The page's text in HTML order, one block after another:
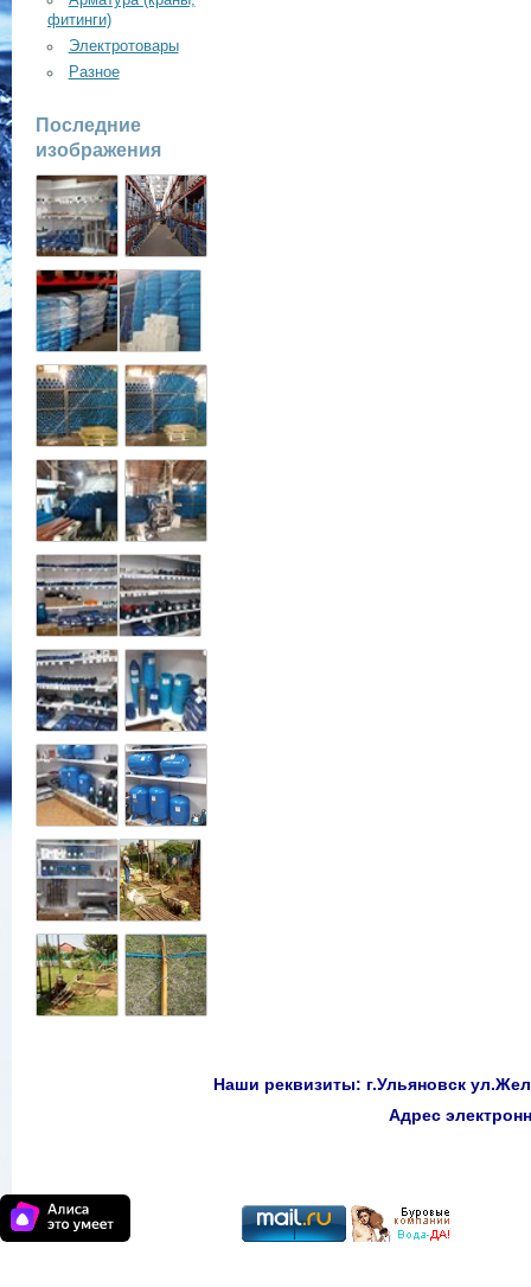
фитинги)
Электротовары
Разное
Последние
изображения
Наши реквизиты: г.Ульяновск
Адрес